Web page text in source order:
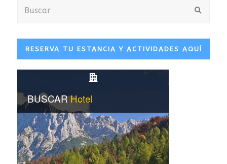
RESERVA TU ESTANCIA Y ACTIVIDADES AQUÍ